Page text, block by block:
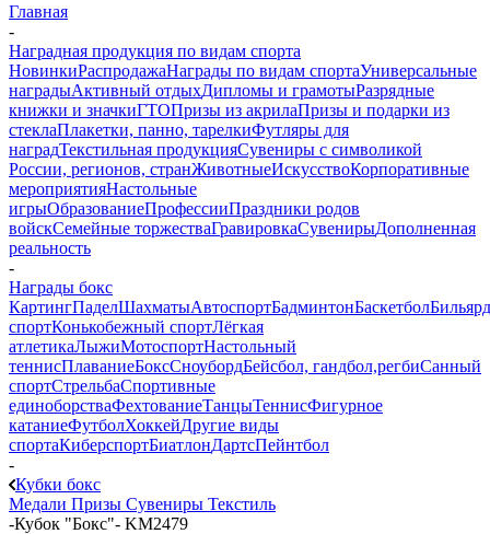
Главная
-
Наградная продукция по видам спорта
НовинкиРаспродажаНаграды по видам спортаУниверсальные
наградыАктивный отдыхДипломы и грамотыРазрядные
книжки и значкиГТОПризы из акрилаПризы и подарки из
стеклаПлакетки, панно, тарелкиФутляры для
наградТекстильная продукцияСувениры с символикой
России, регионов, странЖивотныеИскусствоКорпоративные
мероприятияНастольные
игрыОбразованиеПрофессииПраздники родов
войскСемейные торжестваГравировкаСувенирыДополненная
реальность
-
Награды бокс
КартингПаделШахматыАвтоспортБадминтонБаскетболБильярд
спортКонькобежный спортЛёгкая
атлетикаЛыжиМотоспортНастольный
теннисПлаваниеБоксСноубордБейсбол, гандбол,регбиСанный
спортСтрельбаСпортивные
единоборстваФехтованиеТанцыТеннисФигурное
катаниеФутболХоккейДругие виды
спортаКиберспортБиатлонДартсПейнтбол
-
Кубки бокс
Медали Призы Сувениры Текстиль
-Кубок "Бокс"- KM2479